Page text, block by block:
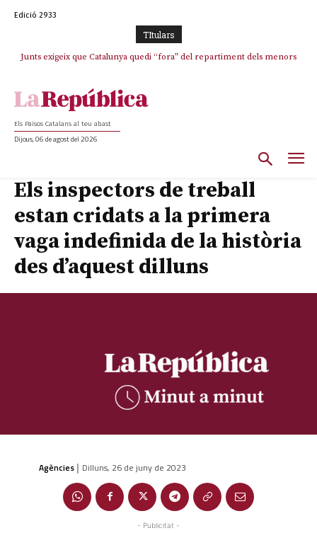
Edició 2933
TItulars
Junts exigeix que Catalunya quedi “fora” del repartiment dels menors
Els Països Catalans al teu abast
Dijous, 06 de agost del 2026
Els inspectors de treball
estan cridats a la primera
vaga indefinida de la història
des d’aquest dilluns
Agències | Dilluns, 26 de juny de 2023
- Publicitat -